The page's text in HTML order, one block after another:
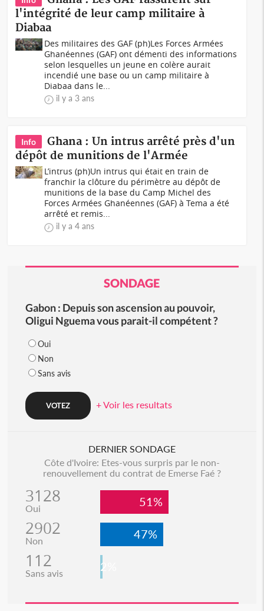
l'intégrité de leur camp militaire à
Diabaa
Des militaires des GAF (ph)Les Forces Armées
Ghanéennes (GAF) ont démenti des informations
selon lesquelles un jeune en colère aurait
incendié une base ou un camp militaire à
Diabaa dans le...
il y a 3 ans
Info
Ghana : Un intrus arrêté près d'un
dépôt de munitions de l'Armée
L’intrus (ph)Un intrus qui était en train de
franchir la clôture du périmètre au dépôt de
munitions de la base du Camp Michel des
Forces Armées Ghanéennes (GAF) à Tema a été
arrêté et remis...
il y a 4 ans
SONDAGE
Gabon : Depuis son ascension au pouvoir,
Oligui Nguema vous parait-il compétent ?
Oui
Non
Sans avis
+ Voir les resultats
DERNIER SONDAGE
Côte d'Ivoire: Etes-vous surpris par le non-
renouvellement du contrat de Emerse Faé ?
3128
Oui 51%
2902
Non 47%
112
Sans avis 2%